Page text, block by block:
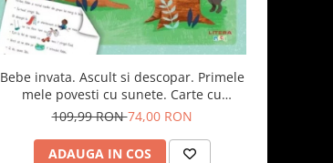
Bebe invata. Ascult si descopar. Primele
mele povesti cu sunete. Carte cu
pictograme si sunete
109,99 RON74,00 RON
ADAUGA IN COS